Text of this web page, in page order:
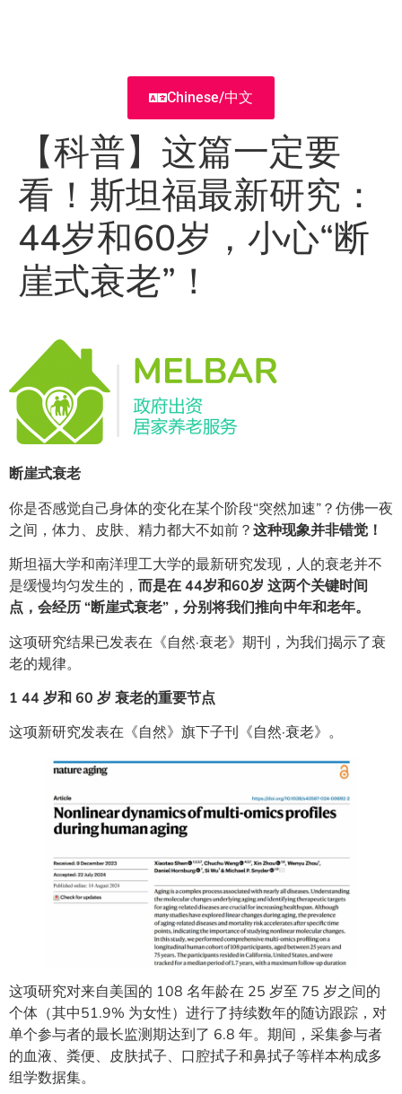
Chinese/中文
【科普】这篇一定要
看！斯坦福最新研究：
44岁和60岁，小心“断
崖式衰老”！
断崖式衰老
你是否感觉自己身体的变化在某个阶段“突然加速”？仿佛一夜
之间，体力、皮肤、精力都大不如前？这种现象并非错觉！
斯坦福大学和南洋理工大学的最新研究发现，人的衰老并不
是缓慢均匀发生的， 而是在 44岁和60岁 这两个关键时间
点，会经历 “断崖式衰老”，分别将我们推向中年和老年。
这项研究结果已发表在《自然·衰老》期刊，为我们揭示了衰
老的规律。
1 44 岁和 60 岁 衰老的重要节点
这项新研究发表在《自然》旗下子刊《自然·衰老》。
这项研究对来自美国的 108 名年龄在 25 岁至 75 岁之间的
个体（其中51.9% 为女性）进行了持续数年的随访跟踪，对
单个参与者的最长监测期达到了 6.8 年。期间，采集参与者
的血液、粪便、皮肤拭子、口腔拭子和鼻拭子等样本构成多
组学数据集。